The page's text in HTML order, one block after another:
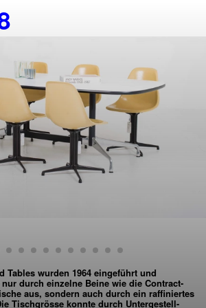
Tables wurden 1964 eingeführt und
durch einzelne Beine wie die Contract-
aus, sondern auch durch ein raffiniertes
Tischgrösse konnte durch Untergestell-